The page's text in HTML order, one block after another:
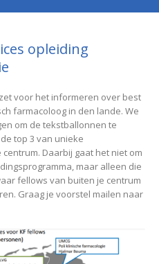
opleiding
voor het informeren over best
farmacoloog in den lande. We
om de tekstballonnen te
top 3 van unieke
Daarbij gaat het niet om
maar alleen die
fellows van buiten je centrum
Graag je voorstel mailen naar